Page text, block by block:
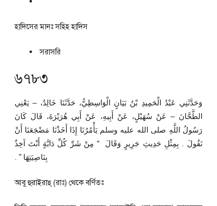
হাদিসের মানঃসহিহ হাদিস
সরাসরি
৬৭৮৩
وَحَدَّثَنِي عَبْدُ الْحَمِيدِ بْنُ بَيَانٍ الْوَاسِطِيُّ، حَدَّثَنَا خَالِدٌ، – يَعْنِي
الطَّحَّانَ – عَنْ سُهَيْلٍ، عَنْ أَبِيهِ، عَنْ أَبِي هُرَيْرَةَ، قَالَ كَانَ
رَسُولُ اللَّهِ صلى الله عليه وسلم يَأْمُرُنَا إِذَا أَخَذْنَا مَضْجَعَنَا أَنْ
نَقُولَ ‏.‏ بِمِثْلِ حَدِيثِ جَرِيرٍ وَقَالَ ‏ “‏ مِنْ شَرِّ كُلِّ دَابَّةٍ أَنْتَ آخِذٌ
بِنَاصِيَتِهَا ‏”‏ ‏.‏
আবূ হুরাইরাহ্ (রাঃ) থেকে বর্ণিতঃ